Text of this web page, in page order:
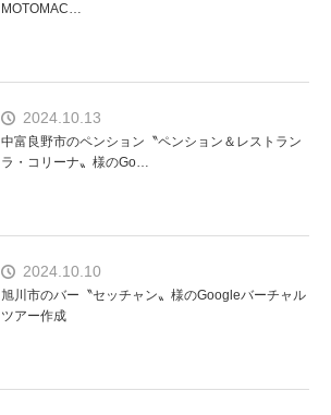
MOTOMAC…
2024.10.13
中富良野市のペンション〝ペンション＆レストラン
ラ・コリーナ〟様のGo…
2024.10.10
旭川市のバー〝セッチャン〟様のGoogleバーチャル
ツアー作成